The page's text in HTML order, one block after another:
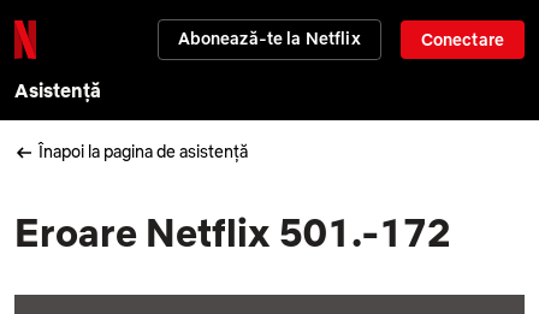
Abonează-te la Netflix Conectare
Asistență
Înapoi la pagina de asistență
Eroare Netflix 501.-172